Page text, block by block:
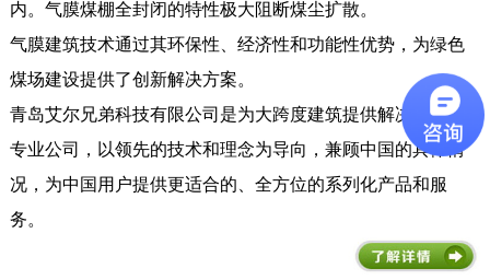
内。气膜煤棚全封闭的特性极大阻断煤尘扩散。
气膜建筑技术通过其环保性、经济性和功能性优势，为绿色
煤场建设提供了创新解决方案。
青岛艾尔兄弟科技有限公司是为大跨度建筑提供解决方案的
专业公司，以领先的技术和理念为导向，兼顾中国的具体情
况，为中国用户提供更适合的、全方位的系列化产品和服
务。